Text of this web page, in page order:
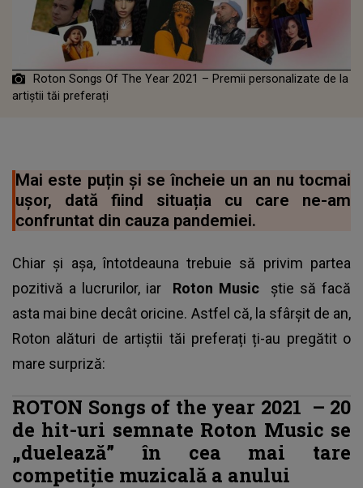
Roton Songs Of The Year 2021 – Premii personalizate de la
artiștii tăi preferați
Mai este puțin și se încheie un an nu tocmai
ușor, dată fiind situația cu care ne-am
confruntat din cauza pandemiei.
Chiar și așa, întotdeauna trebuie să privim partea
pozitivă a lucrurilor, iar Roton Music
știe să facă
asta mai bine decât oricine. Astfel că, la sfârșit de an,
Roton alături de artiștii tăi preferați ți-au pregătit o
mare surpriză:
ROTON Songs of the year 2021 – 20
de hit-uri semnate Roton Music se
„duelează” în cea mai tare
competiție muzicală a anului